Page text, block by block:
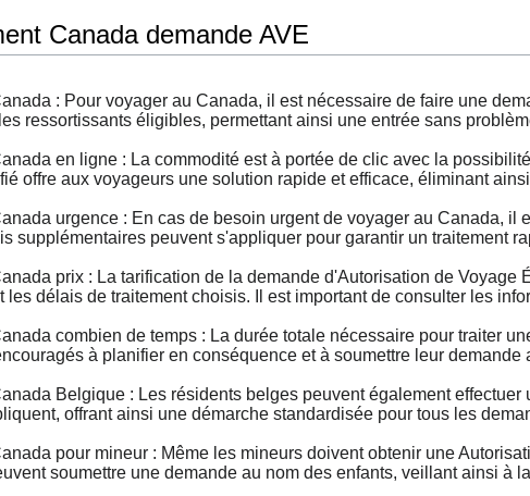
Canada demande AVE
: Pour voyager au Canada, il est nécessaire de faire une
ressortissants éligibles, permettant ainsi une entrée sans
en ligne : La commodité est à portée de clic avec la
offre aux voyageurs une solution rapide et efficace, éliminant
urgence : En cas de besoin urgent de voyager au Canada,
supplémentaires peuvent s'appliquer pour garantir un traitement
prix : La tarification de la demande d'Autorisation de
les délais de traitement choisis. Il est important de consulter les
combien de temps : La durée totale nécessaire pour traiter
à planifier en conséquence et à soumettre leur
Belgique : Les résidents belges peuvent également
offrant ainsi une démarche standardisée pour tous les
pour mineur : Même les mineurs doivent obtenir une
soumettre une demande au nom des enfants, veillant ainsi à